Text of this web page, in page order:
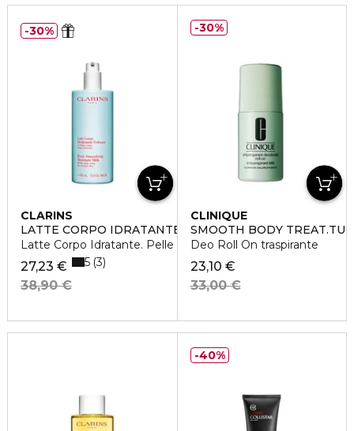
CLARINS
LATTE CORPO IDRATANTE VELLUTATO
Latte Corpo Idratante. Pelle normale
27,23 €
38,90 €
5 3
30%
CLINIQUE
SMOOTH BODY TREAT.TU
Deo Roll On traspirante
23,10 €
33,00 €
30%
40%